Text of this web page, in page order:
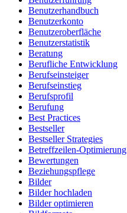
Benutzerhandbuch
Benutzerkonto
Benutzeroberfläche
Benutzerstatistik
Beratung
Berufliche Entwicklung
Berufseinsteiger
Berufseinstieg
Berufsprofil
Berufung
Best Practices
Bestseller
Bestseller Strategies
Betreffzeilen-Optimierung
Bewertungen
Beziehungspflege
Bilder
Bilder hochladen
Bilder optimieren